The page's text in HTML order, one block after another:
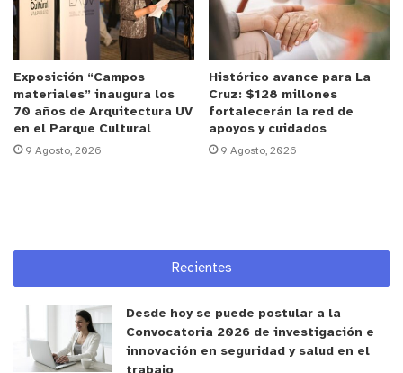
organizado son protagonistas.”
Celis Montt denunció a Cris Mj por ley de control
de Armas, principalmente respecto de los delitos
porte ilegal de arma y almacenamiento ilegal, de
acuerdo a los artículos 3 y 5 de la ley 17.798.
Además, manifestó su preocupación por lo que
Reproductor
Exposición “Campos
materiales” inaugura los
70 años de Arquitectura UV
en el Parque Cultural
9 Agosto, 2026
Histórico avance para La
Cruz: $128 millones
fortalecerán la red de
apoyos y cuidados
9 Agosto, 2026
Recientes
Desde hoy se puede postular a la
Convocatoria 2026 de investigación e
innovación en seguridad y salud en el